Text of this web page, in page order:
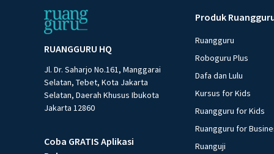
RUANGGURU HQ
Jl. Dr. Saharjo No.161, Manggarai
Selatan, Tebet, Kota Jakarta
Selatan, Daerah Khusus Ibukota
Jakarta 12860
Coba GRATIS Aplikasi
Produk
Ruangguru
Roboguru Plus
Dafa dan Lulu
Kursus for Kids
Ruangguru for Kids
Ruangguru for
Ruanguji